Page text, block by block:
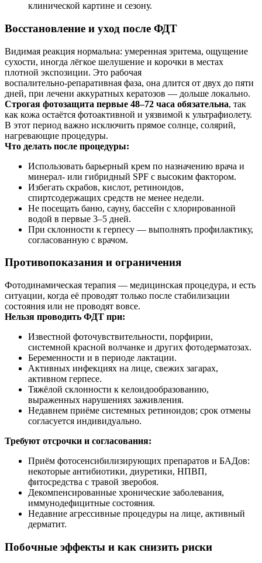
клинической картине и сезону.
Восстановление и уход после ФДТ
Видимая реакция нормальна: умеренная эритема, ощущение
сухости, иногда лёгкое шелушение и корочки в местах
плотной экспозиции. Это рабочая
воспалительно‑репаративная фаза, она длится от двух до пяти
дней, при лечени аккуратных кератозов — дольше локально.
Строгая фотозащита первые 48–72 часа обязательна, так
как кожа остаётся фотоактивной и уязвимой к ультрафиолету.
В этот период важно исключить прямое солнце, солярий,
нагревающие процедуры.
Что делать после процедуры:
Использовать барьерный крем по назначению врача и
минерал‑ или гибридный SPF с высоким фактором.
Избегать скрабов, кислот, ретиноидов,
спиртсодержащих средств не менее недели.
Не посещать баню, сауну, бассейн с хлорированной
водой в первые 3–5 дней.
При склонности к герпесу — выполнять профилактику,
согласованную с врачом.
Противопоказания и ограничения
Фотодинамическая терапия — медицинская процедура, и есть
ситуации, когда её проводят только после стабилизации
состояния или не проводят вовсе.
Нельзя проводить ФДТ при:
Известной фоточувствительности, порфирии,
системной красной волчанке и других фотодерматозах.
Беременности и в периоде лактации.
Активных инфекциях на лице, свежих загарах,
активном герпесе.
Тяжёлой склонности к келоидообразованию,
выраженных нарушениях заживления.
Недавнем приёме системных ретиноидов; срок отмены
согласуется индивидуально.
Требуют отсрочки и согласования:
Приём фотосенсибилизирующих препаратов и БАДов:
некоторые антибиотики, диуретики, НПВП,
фитосредства с травой зверобоя.
Декомпенсированные хронические заболевания,
иммунодефицитные состояния.
Недавние агрессивные процедуры на лице, активный
дерматит.
Побочные эффекты и как снизить риски